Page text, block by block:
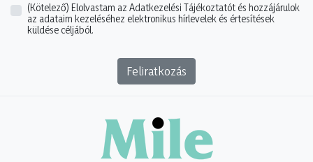
(Kötelező) Elolvastam az Adatkezelési Tájékoztatót és hozzájárulok
az adataim kezeléséhez elektronikus hírlevelek és értesítések
küldése céljából.
Feliratkozás